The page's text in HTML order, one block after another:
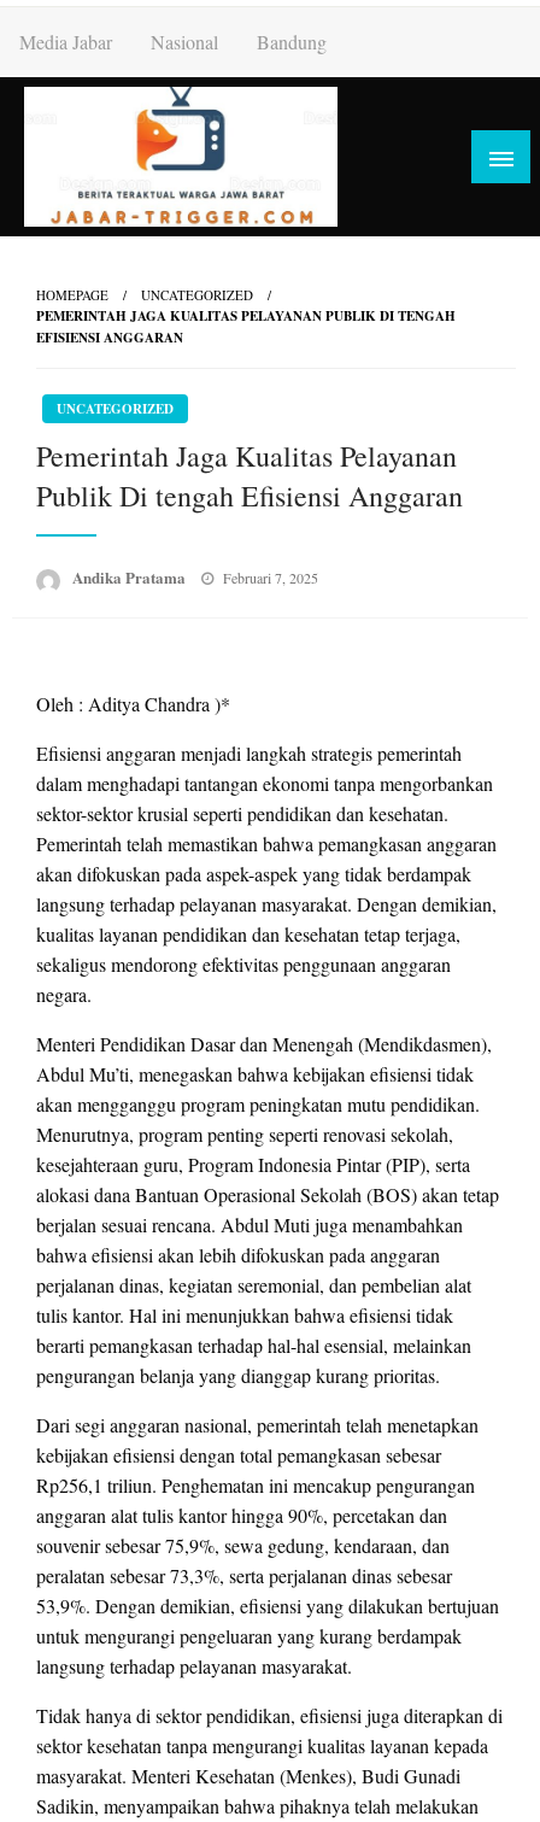
content
Media Jabar Nasional Bandung
HOMEPAGE UNCATEGORIZED
PEMERINTAH JAGA KUALITAS PELAYANAN PUBLIK DI TENGAH
EFISIENSI ANGGARAN
UNCATEGORIZED
Pemerintah Jaga Kualitas Pelayanan
Publik Di tengah Efisiensi Anggaran
Andika Pratama
Posted
Februari 7, 2025
Oleh : Aditya Chandra )*
Efisiensi anggaran menjadi langkah strategis pemerintah
dalam menghadapi tantangan ekonomi tanpa mengorbankan
sektor-sektor krusial seperti pendidikan dan kesehatan.
Pemerintah telah memastikan bahwa pemangkasan anggaran
akan difokuskan pada aspek-aspek yang tidak berdampak
langsung terhadap pelayanan masyarakat. Dengan demikian,
kualitas layanan pendidikan dan kesehatan tetap terjaga,
sekaligus mendorong efektivitas penggunaan anggaran
negara.
Menteri Pendidikan Dasar dan Menengah (Mendikdasmen),
Abdul Mu’ti, menegaskan bahwa kebijakan efisiensi tidak
akan mengganggu program peningkatan mutu pendidikan.
Menurutnya, program penting seperti renovasi sekolah,
kesejahteraan guru, Program Indonesia Pintar (PIP), serta
alokasi dana Bantuan Operasional Sekolah (BOS) akan tetap
berjalan sesuai rencana. Abdul Muti juga menambahkan
bahwa efisiensi akan lebih difokuskan pada anggaran
perjalanan dinas, kegiatan seremonial, dan pembelian alat
tulis kantor. Hal ini menunjukkan bahwa efisiensi tidak
berarti pemangkasan terhadap hal-hal esensial, melainkan
pengurangan belanja yang dianggap kurang prioritas.
Dari segi anggaran nasional, pemerintah telah menetapkan
kebijakan efisiensi dengan total pemangkasan sebesar
Rp256,1 triliun. Penghematan ini mencakup pengurangan
anggaran alat tulis kantor hingga 90%, percetakan dan
souvenir sebesar 75,9%, sewa gedung, kendaraan, dan
peralatan sebesar 73,3%, serta perjalanan dinas sebesar
53,9%. Dengan demikian, efisiensi yang dilakukan bertujuan
untuk mengurangi pengeluaran yang kurang berdampak
langsung terhadap pelayanan masyarakat.
Tidak hanya di sektor pendidikan, efisiensi juga diterapkan di
sektor kesehatan tanpa mengurangi kualitas layanan kepada
masyarakat. Menteri Kesehatan (Menkes), Budi Gunadi
Sadikin, menyampaikan bahwa pihaknya telah melakukan